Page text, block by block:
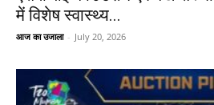
में विशेष स्वास्थ्य...
आज का उजाला - July 20, 2026